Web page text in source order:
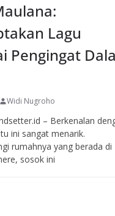
Lagu
Pengingat
Widi Nugroho
– Berkenalan
ini sangat menarik.
rumahnya yang berada di
sosok ini